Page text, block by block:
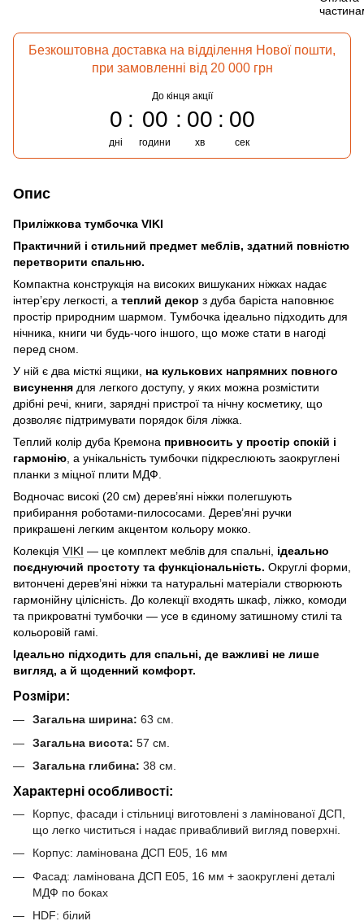
Безкоштовна доставка на відділення Нової пошти,
при замовленні від 20 000 грн
До кінця акції
0
дні
00
години
00
хв
00
сек
Опис
Приліжкова тумбочка VIKI
Практичний і стильний предмет меблів, здатний повністю
перетворити спальню.
Компактна конструкція на високих вишуканих ніжках надає
інтер’єру легкості, а теплий декор з дуба баріста наповнює
простір природним шармом. Тумбочка ідеально підходить для
нічника, книги чи будь-чого іншого, що може стати в нагоді
перед сном.
У ній є два місткі ящики, на кулькових напрямних повного
висунення для легкого доступу, у яких можна розмістити
дрібні речі, книги, зарядні пристрої та нічну косметику, що
дозволяє підтримувати порядок біля ліжка.
Теплий колір дуба Кремона привносить у простір спокій і
гармонію , а унікальність тумбочки підкреслюють заокруглені
планки з міцної плити МДФ.
Водночас високі (20 см) дерев’яні ніжки полегшують
прибирання роботами-пилососами. Дерев’яні ручки
прикрашені легким акцентом кольору мокко.
Колекція VIKI — це комплект меблів для спальні, ідеально
поєднуючий простоту та функціональність. Округлі форми,
витончені дерев’яні ніжки та натуральні матеріали створюють
гармонійну цілісність. До колекції входять шкаф, ліжко, комоди
та прикроватні тумбочки — усе в єдиному затишному стилі та
кольоровій гамі.
Ідеально підходить для спальні, де важливі не лише
вигляд, а й щоденний комфорт.
Розміри:
Загальна ширина: 63 см.
Загальна висота: 57 см.
Загальна глибина: 38 см.
Характерні особливості:
Корпус, фасади і стільниці виготовлені з ламінованої ДСП,
що легко чиститься і надає привабливий вигляд поверхні.
Корпус: ламінована ДСП E05, 16 мм
Фасад: ламінована ДСП E05, 16 мм + заокруглені деталі
МДФ по боках
HDF: білий